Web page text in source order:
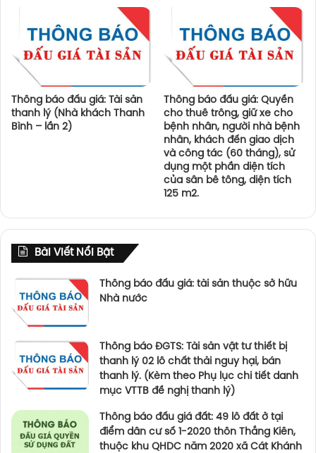
Thông báo đấu giá: Tài sản
thanh lý (Nhà khách Thanh
Bình – lần 2)
Thông báo đấu giá: Quyền
cho thuê trông, giữ xe cho
bệnh nhân, người nhà bệnh
nhân, khách đến giao dịch
và công tác (60 tháng), sử
dụng một phần diện tích
của sân bê tông, diện tích
125 m2.
Bài Viết Nổi Bật
Thông báo đấu giá: tài sản thuộc sở hữu
Nhà nước
Thông báo ĐGTS: Tài sản vật tư thiết bị
thanh lý 02 lô chất thải nguy hại, bán
thanh lý. (Kèm theo Phụ lục chi tiết danh
mục VTTB đề nghị thanh lý)
Thông báo đấu giá đất: 49 lô đất ở tại
điểm dân cư số 1-2020 thôn Thắng Kiên,
thuộc khu QHDC năm 2020 xã Cát Khánh